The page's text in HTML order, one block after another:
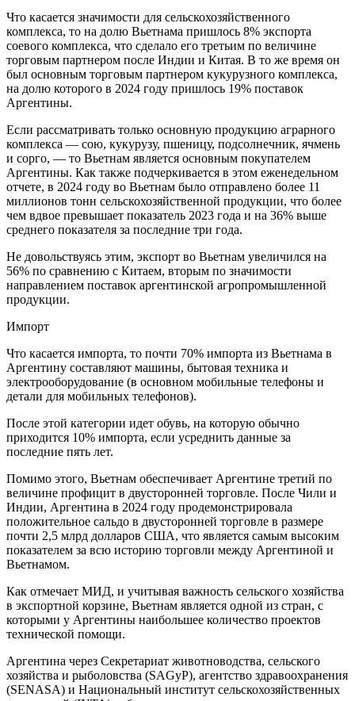
Что касается значимости для сельскохозяйственного
комплекса, то на долю Вьетнама пришлось 8% экспорта
соевого комплекса, что сделало его третьим по величине
торговым партнером после Индии и Китая. В то же время он
был основным торговым партнером кукурузного комплекса,
на долю которого в 2024 году пришлось 19% поставок
Аргентины.
Если рассматривать только основную продукцию аграрного
комплекса — сою, кукурузу, пшеницу, подсолнечник, ячмень
и сорго, — то Вьетнам является основным покупателем
Аргентины. Как также подчеркивается в этом еженедельном
отчете, в 2024 году во Вьетнам было отправлено более 11
миллионов тонн сельскохозяйственной продукции, что более
чем вдвое превышает показатель 2023 года и на 36% выше
среднего показателя за последние три года.
Не довольствуясь этим, экспорт во Вьетнам увеличился на
56% по сравнению с Китаем, вторым по значимости
направлением поставок аргентинской агропромышленной
продукции.
Импорт
Что касается импорта, то почти 70% импорта из Вьетнама в
Аргентину составляют машины, бытовая техника и
электрооборудование (в основном мобильные телефоны и
детали для мобильных телефонов).
После этой категории идет обувь, на которую обычно
приходится 10% импорта, если усреднить данные за
последние пять лет.
Помимо этого, Вьетнам обеспечивает Аргентине третий по
величине профицит в двусторонней торговле. После Чили и
Индии, Аргентина в 2024 году продемонстрировала
положительное сальдо в двусторонней торговле в размере
почти 2,5 млрд долларов США, что является самым высоким
показателем за всю историю торговли между Аргентиной и
Вьетнамом.
Как отмечает МИД, и учитывая важность сельского хозяйства
в экспортной корзине, Вьетнам является одной из стран, с
которыми у Аргентины наибольшее количество проектов
технической помощи.
Аргентина через Секретариат животноводства, сельского
хозяйства и рыболовства (SAGyP), агентство здравоохранения
(SENASA) и Национальный институт сельскохозяйственных